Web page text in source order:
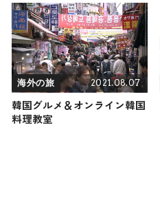
次々と見頃に！ / 埼玉県
海外の旅 2021.08.07
韓国グルメ＆オンライン韓国
料理教室